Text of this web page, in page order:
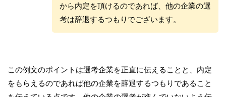
から内定を頂けるのであれば、他の企業の選
考は辞退するつもりでございます。
この例文のポイントは選考企業を正直に伝えることと、内定
をもらえるのであれば他の企業を辞退するつもりであること